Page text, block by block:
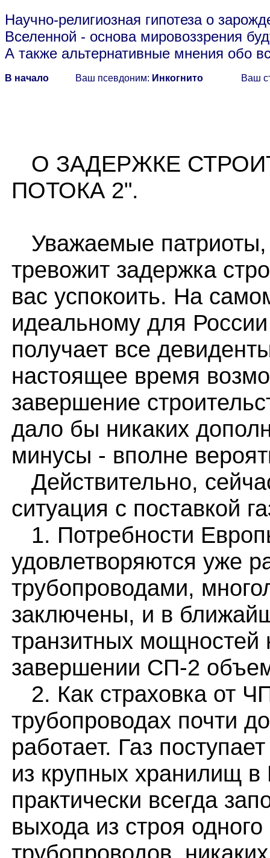
Научно-религиозная гипотеза о
Вселенной - основа мировоззрения
А также альтернативные мнения обо
В начало Ваш псевдоним: Инкогнито Ваш
О ЗАДЕРЖКЕ
ПОТОКА 2".
Уважаемые патриоты,
тревожит задержка
вас успокоить. На
идеальному для
получает все
настоящее время
завершение
дало бы никаких
минусы - вполне
Действительно,
ситуация с поставкой
1. Потребности
удовлетворяются уже
трубопроводами,
заключены, и в
транзитных мощностей
завершении СП-2
2. Как страховка от
трубопроводах почти
работает. Газ
из крупных хранилищ в
практически всегда
выхода из строя